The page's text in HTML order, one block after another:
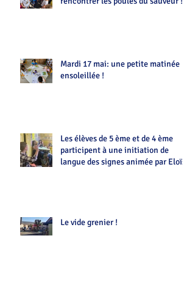
Mardi 17 mai: une petite matinée
ensoleillée !
Les élèves de 5 ème et de 4 ème
participent à une initiation de
langue des signes animée par Eloïse
Le vide grenier !